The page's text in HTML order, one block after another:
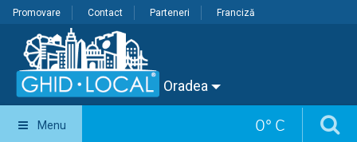
Promovare Contact Parteneri Franciză
Oradea
0° C
Menu